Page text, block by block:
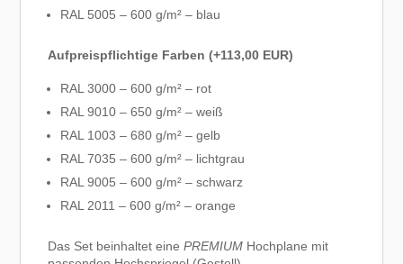
RAL 5005 – 600 g/m² – blau
Aufpreispflichtige Farben (+113,00 EUR)
RAL 3000 – 600 g/m² – rot
RAL 9010 – 650 g/m² – weiß
RAL 1003 – 680 g/m² – gelb
RAL 7035 – 600 g/m² – lichtgrau
RAL 9005 – 600 g/m² – schwarz
RAL 2011 – 600 g/m² – orange
Das Set beinhaltet einePREMIUM Hochplane mit